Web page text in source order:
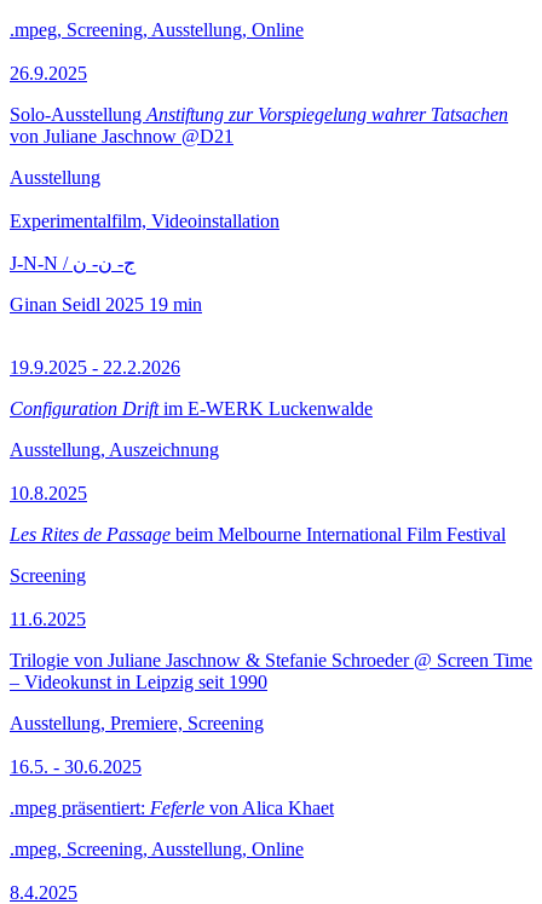
.mpeg, Screening, Ausstellung, Online
26.9.2025
Solo-Ausstellung Anstiftung zur Vorspiegelung wahrer Tatsachen
von Juliane Jaschnow @D21
Ausstellung
Experimentalfilm, Videoinstallation
J-N-N / ج- ن- ن
Ginan Seidl 2025 19 min
19.9.2025 - 22.2.2026
Configuration Driftim E-WERK Luckenwalde
Ausstellung, Auszeichnung
10.8.2025
Les Rites de Passage beim Melbourne International Film Festival
Screening
11.6.2025
Trilogie von Juliane Jaschnow & Stefanie Schroeder @ Screen Time
– Videokunst in Leipzig seit 1990
Ausstellung, Premiere, Screening
16.5. - 30.6.2025
.mpeg präsentiert: Feferle von Alica Khaet
.mpeg, Screening, Ausstellung, Online
8.4.2025